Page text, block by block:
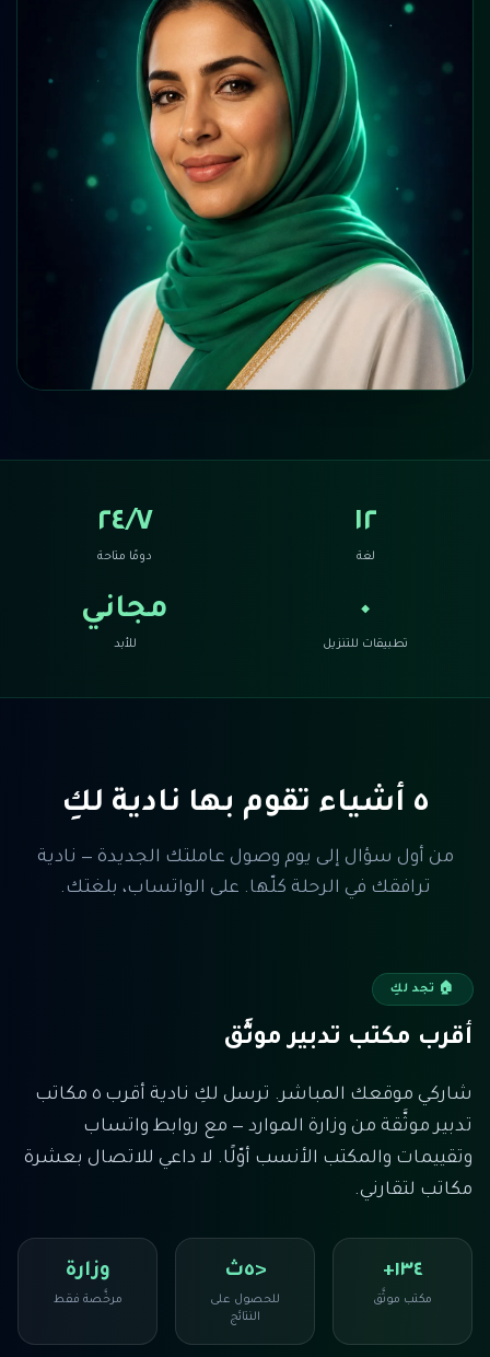
١٢
لغة
٢٤/٧
دومًا متاحة
٠
تطبيقات للتنزيل
مجاني
للأبد
٥ أشياء تقوم بها نادية لكِ
من أول سؤال إلى يوم وصول عاملتك الجديدة — نادية
ترافقك في الرحلة كلّها. على الواتساب، بلغتك.
🏠 تجد لكِ
أقرب مكتب تدبير موثَّق
شاركي موقعك المباشر. ترسل لكِ نادية أقرب ٥ مكاتب
تدبير موثَّقة من وزارة الموارد — مع روابط واتساب
وتقييمات والمكتب الأنسب أوّلًا. لا داعي للاتصال بعشرة
مكاتب لتقارني.
١٣٤+
مكتب موثَّق
<٥ث
للحصول على
النتائج
وزارة
مرخَّصة فقط